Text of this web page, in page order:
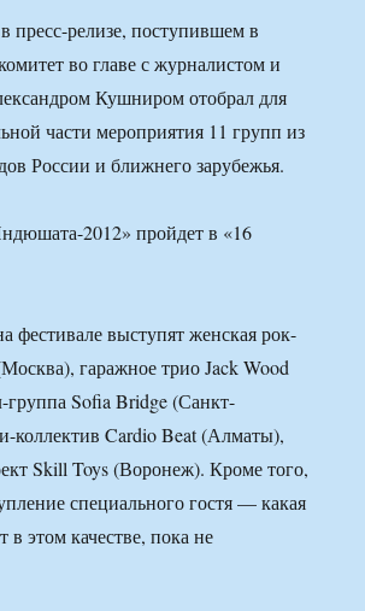
пресс-релизе, поступившем в
во главе с журналистом и
Кушниром отобрал для
части мероприятия 11 групп из
России и ближнего зарубежья.
фестивале выступят женская рок-
гаражное трио Jack Wood
группа Sofia Bridge (Санкт-
коллектив Cardio Beat (Алматы),
Skill Toys (Воронеж). Кроме того,
специального гостя — какая
в этом качестве, пока не